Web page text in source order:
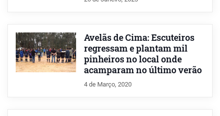
Avelãs de Cima: Escuteiros
regressam e plantam mil
pinheiros no local onde
acamparam no último verão
4 de Março, 2020